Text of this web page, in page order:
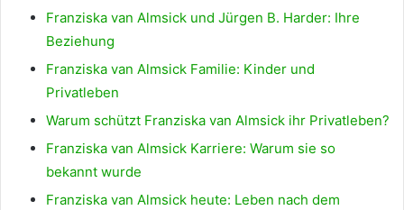
Franziska van Almsick und Jürgen B. Harder: Ihre
Beziehung
Franziska van Almsick Familie: Kinder und
Privatleben
Warum schützt Franziska van Almsick ihr Privatleben?
Franziska van Almsick Karriere: Warum sie so
bekannt wurde
Franziska van Almsick heute: Leben nach dem